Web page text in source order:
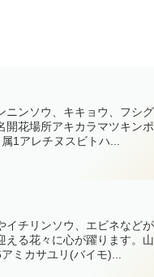
ンソウ、キキョウ、フシ
花場所アキカラマツキン
1アレチヌスビトハ...
チリンソウ、エビネなど
える花々に心が躍ります。
ミカサユリ(バイモ)...